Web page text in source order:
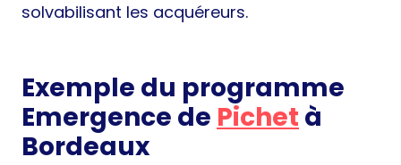
solvabilisant les acquéreurs.
Exemple du programme
Emergence de Pichet à
Bordeaux